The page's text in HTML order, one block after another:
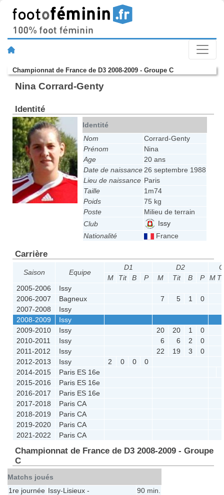
Championnat de France de D3 2008-2009 - Groupe C
Nina Corrard-Genty
Identité
Identité
Nom
Corrard-Genty
Prénom
Nina
Age
20 ans
Date de naissance 26 septembre 1988
Lieu de naissance Paris
Taille
1m74
Poids
75 kg
Poste
Milieu de terrain
Club
Issy
Nationalité
France
Carrière
Saison Equipe
D1 D2
M
Tit B P M Tit B P M
2005-2006
Issy
2006-2007
Bagneux 7 5 1
0
2007-2008
Issy
2008-2009
Issy
2009-2010
Issy 20 20 1
0
2010-2011
Issy 6 6 2
0
2011-2012
Issy 22 19 3
0
2012-2013
Issy 2 0 0
0
2014-2015
Paris ES 16e
2015-2016
Paris ES 16e
2016-2017
Paris ES 16e
2017-2018
Paris CA
2018-2019
Paris CA
2019-2020
Paris CA
2021-2022
Paris CA
Championnat de France de D3 2008-2009 - Groupe
C
Matchs joués
1re journée Issy-Lisieux -
90 min.